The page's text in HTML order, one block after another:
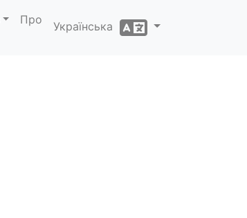
Про
Українська